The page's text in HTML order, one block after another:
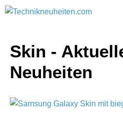
Skin -
Neuheiten